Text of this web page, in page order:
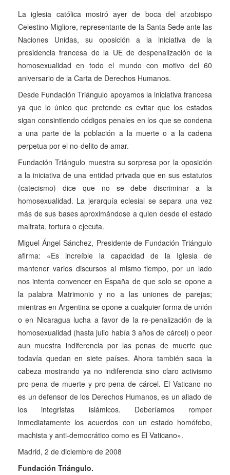
La iglesia católica mostró ayer de boca del arzobispo
Celestino Migliore, representante de la Santa Sede ante las
Naciones Unidas, su oposición a la iniciativa de la
presidencia francesa de la UE de despenalización de la
homosexualidad en todo el mundo con motivo del 60
aniversario de la Carta de Derechos Humanos.
Desde Fundación Triángulo apoyamos la iniciativa francesa
ya que lo único que pretende es evitar que los estados
sigan consintiendo códigos penales en los que se condena
a una parte de la población a la muerte o a la cadena
perpetua por el no-delito de amar.
Fundación Triángulo muestra su sorpresa por la oposición
a la iniciativa de una entidad privada que en sus estatutos
(catecismo) dice que no se debe discriminar a la
homosexualidad. La jerarquía eclesial se separa una vez
más de sus bases aproximándose a quien desde el estado
maltrata, tortura o ejecuta.
Miguel Ángel Sánchez, Presidente de Fundación Triángulo
afirma: «Es increíble la capacidad de la Iglesia de
mantener varios discursos al mismo tiempo, por un lado
nos intenta convencer en España de que solo se opone a
la palabra Matrimonio y no a las uniones de parejas;
mientras en Argentina se opone a cualquier forma de unión
o en Nicaragua lucha a favor de la re-penalización de la
homosexualidad (hasta julio había 3 años de cárcel) o peor
aun muestra indiferencia por las penas de muerte que
todavía quedan en siete países. Ahora también saca la
cabeza mostrando ya no indiferencia sino claro activismo
pro-pena de muerte y pro-pena de cárcel. El Vaticano no
es un defensor de los Derechos Humanos, es un aliado de
los integristas islámicos. Deberíamos romper
inmediatamente los acuerdos con un estado homófobo,
machista y anti-democrático como es El Vaticano».
Madrid, 2 de diciembre de 2008
Fundación Triángulo.